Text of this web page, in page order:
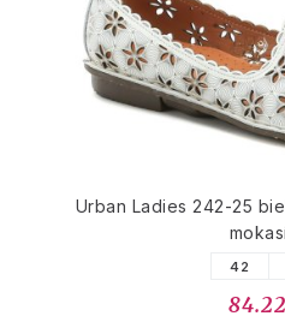
Urban Ladies 242-25
42